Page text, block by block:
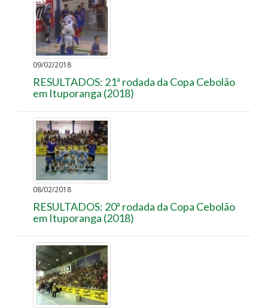
09/02/2018
RESULTADOS: 21ª rodada da Copa Cebolão
em Ituporanga (2018)
08/02/2018
RESULTADOS: 20ª rodada da Copa Cebolão
em Ituporanga (2018)